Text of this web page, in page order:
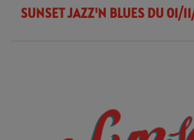
SUNSET JAZZ'N BLUES DU 01/